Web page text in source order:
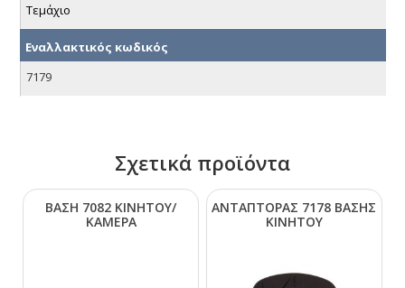
Τεμάχιο
Εναλλακτικός κωδικός
7179
Σχετικά προϊόντα
ΒΑΣΗ 7082 ΚΙΝΗΤΟΥ/
ΚΑΜΕΡΑ
ΑΝΤΑΠΤΟΡΑΣ 7178 ΒΑΣΗΣ
ΚΙΝΗΤΟΥ